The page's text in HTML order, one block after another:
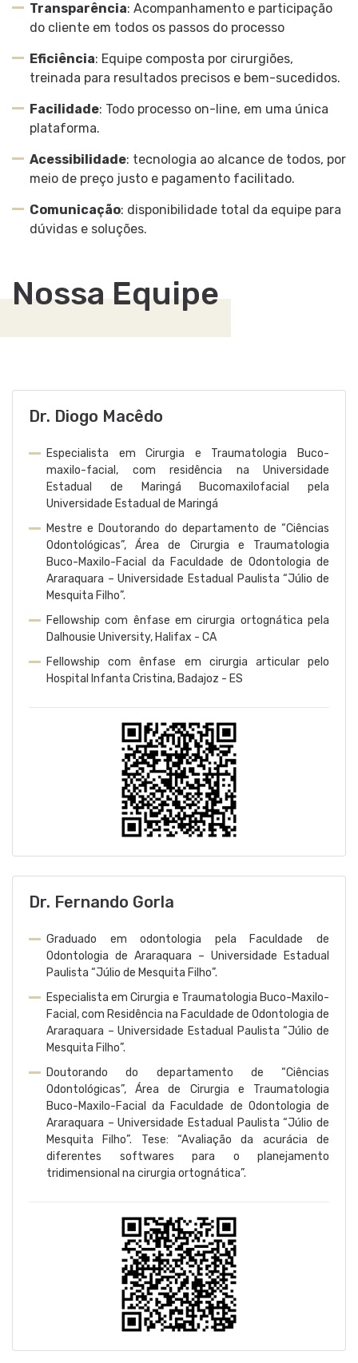
Transparência: Acompanhamento e participação
do cliente em todos os passos do processo
Eficiência: Equipe composta por cirurgiões,
treinada para resultados precisos e bem-sucedidos.
Facilidade: Todo processo on-line, em uma única
plataforma.
Acessibilidade: tecnologia ao alcance de todos, por
meio de preço justo e pagamento facilitado.
Comunicação: disponibilidade total da equipe para
dúvidas e soluções.
Nossa Equipe
Dr. Diogo Macêdo
Especialista em Cirurgia e Traumatologia Buco-
maxilo-facial, com residência na Universidade
Estadual de Maringá Bucomaxilofacial pela
Universidade Estadual de Maringá
Mestre e Doutorando do departamento de “Ciências
Odontológicas”, Área de Cirurgia e Traumatologia
Buco-Maxilo-Facial da Faculdade de Odontologia de
Araraquara – Universidade Estadual Paulista “Júlio de
Mesquita Filho”.
Fellowship com ênfase em cirurgia ortognática pela
Dalhousie University, Halifax - CA
Fellowship com ênfase em cirurgia articular pelo
Hospital Infanta Cristina, Badajoz - ES
Dr. Fernando Gorla
Graduado em odontologia pela Faculdade de
Odontologia de Araraquara – Universidade Estadual
Paulista “Júlio de Mesquita Filho”.
Especialista em Cirurgia e Traumatologia Buco-Maxilo-
Facial, com Residência na Faculdade de Odontologia de
Araraquara – Universidade Estadual Paulista “Júlio de
Mesquita Filho”.
Doutorando do departamento de “Ciências
Odontológicas”, Área de Cirurgia e Traumatologia
Buco-Maxilo-Facial da Faculdade de Odontologia de
Araraquara – Universidade Estadual Paulista “Júlio de
Mesquita Filho”. Tese: “Avaliação da acurácia de
diferentes softwares para o planejamento
tridimensional na cirurgia ortognática”.